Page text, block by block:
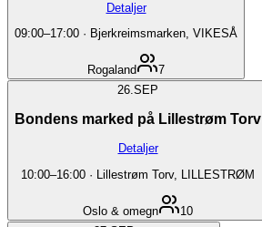
Detaljer
09:00–17:00 · Bjerkreimsmarken, VIKESÅ
Rogaland
7
26.SEP
Bondens marked på Lillestrøm Torv
Detaljer
10:00–16:00 · Lillestrøm Torv, LILLESTRØM
Oslo & omegn
10